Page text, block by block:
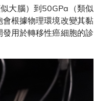
大腦）到50GPa（類似
根據物理環境改變其黏
用於轉移性癌細胞的診